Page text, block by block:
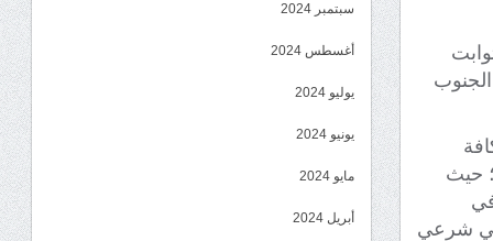
حيث
شرعي
سبتمبر 2024
أغسطس 2024
يوليو 2024
يونيو 2024
مايو 2024
أبريل 2024